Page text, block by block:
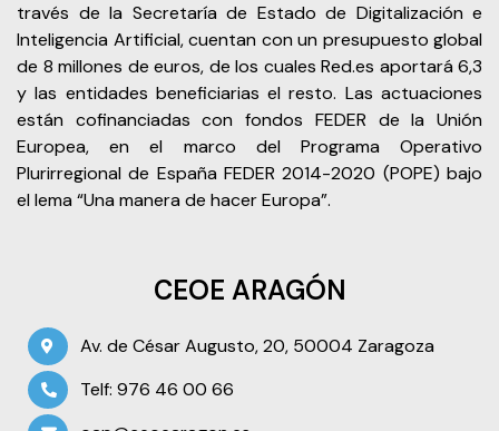
través de la Secretaría de Estado de Digitalización e
Inteligencia Artificial, cuentan con un presupuesto global
de 8 millones de euros, de los cuales Red.es aportará 6,3
y las entidades beneficiarias el resto. Las actuaciones
están cofinanciadas con fondos FEDER de la Unión
Europea, en el marco del Programa Operativo
Plurirregional de España FEDER 2014-2020 (POPE) bajo
el lema “Una manera de hacer Europa”.
CEOE ARAGÓN
Av. de César Augusto, 20, 50004 Zaragoza
Telf: 976 46 00 66